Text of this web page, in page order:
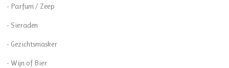
- Parfum / Zeep
- Sieraden
- Gezichtsmasker
- Wijn of Bier